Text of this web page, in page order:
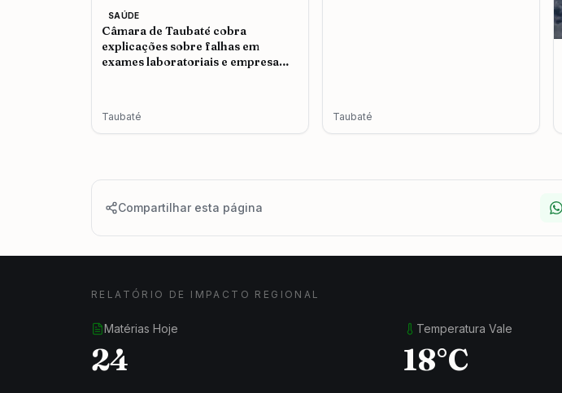
SAÚDE
Câmara de Taubaté cobra
explicações sobre falhas em
exames laboratoriais e empresa
Taubaté Taubaté
Compartilhar esta página
RELATÓRIO DE IMPACTO REGIONAL
Matérias Hoje
24
Temperatura Vale
18°C